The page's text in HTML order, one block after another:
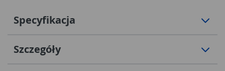
Specyfikacja
Szczegóły